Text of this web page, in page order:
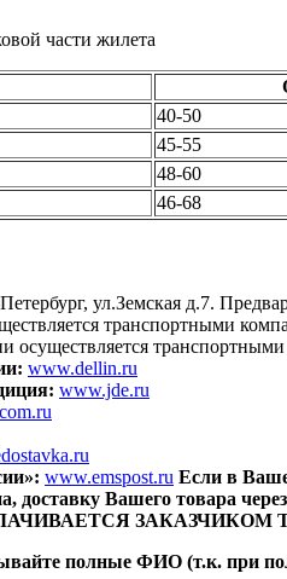
части жилета
40-50
45-55
48-60
46-68
ул.Земская д.7.
транспортными
осуществляется
www.dellin.ru
www.jde.ru
www.emspost.ru Если в
доставку Вашего товара
ЗАКАЗЧИКОМ
полные ФИО (т.к. при